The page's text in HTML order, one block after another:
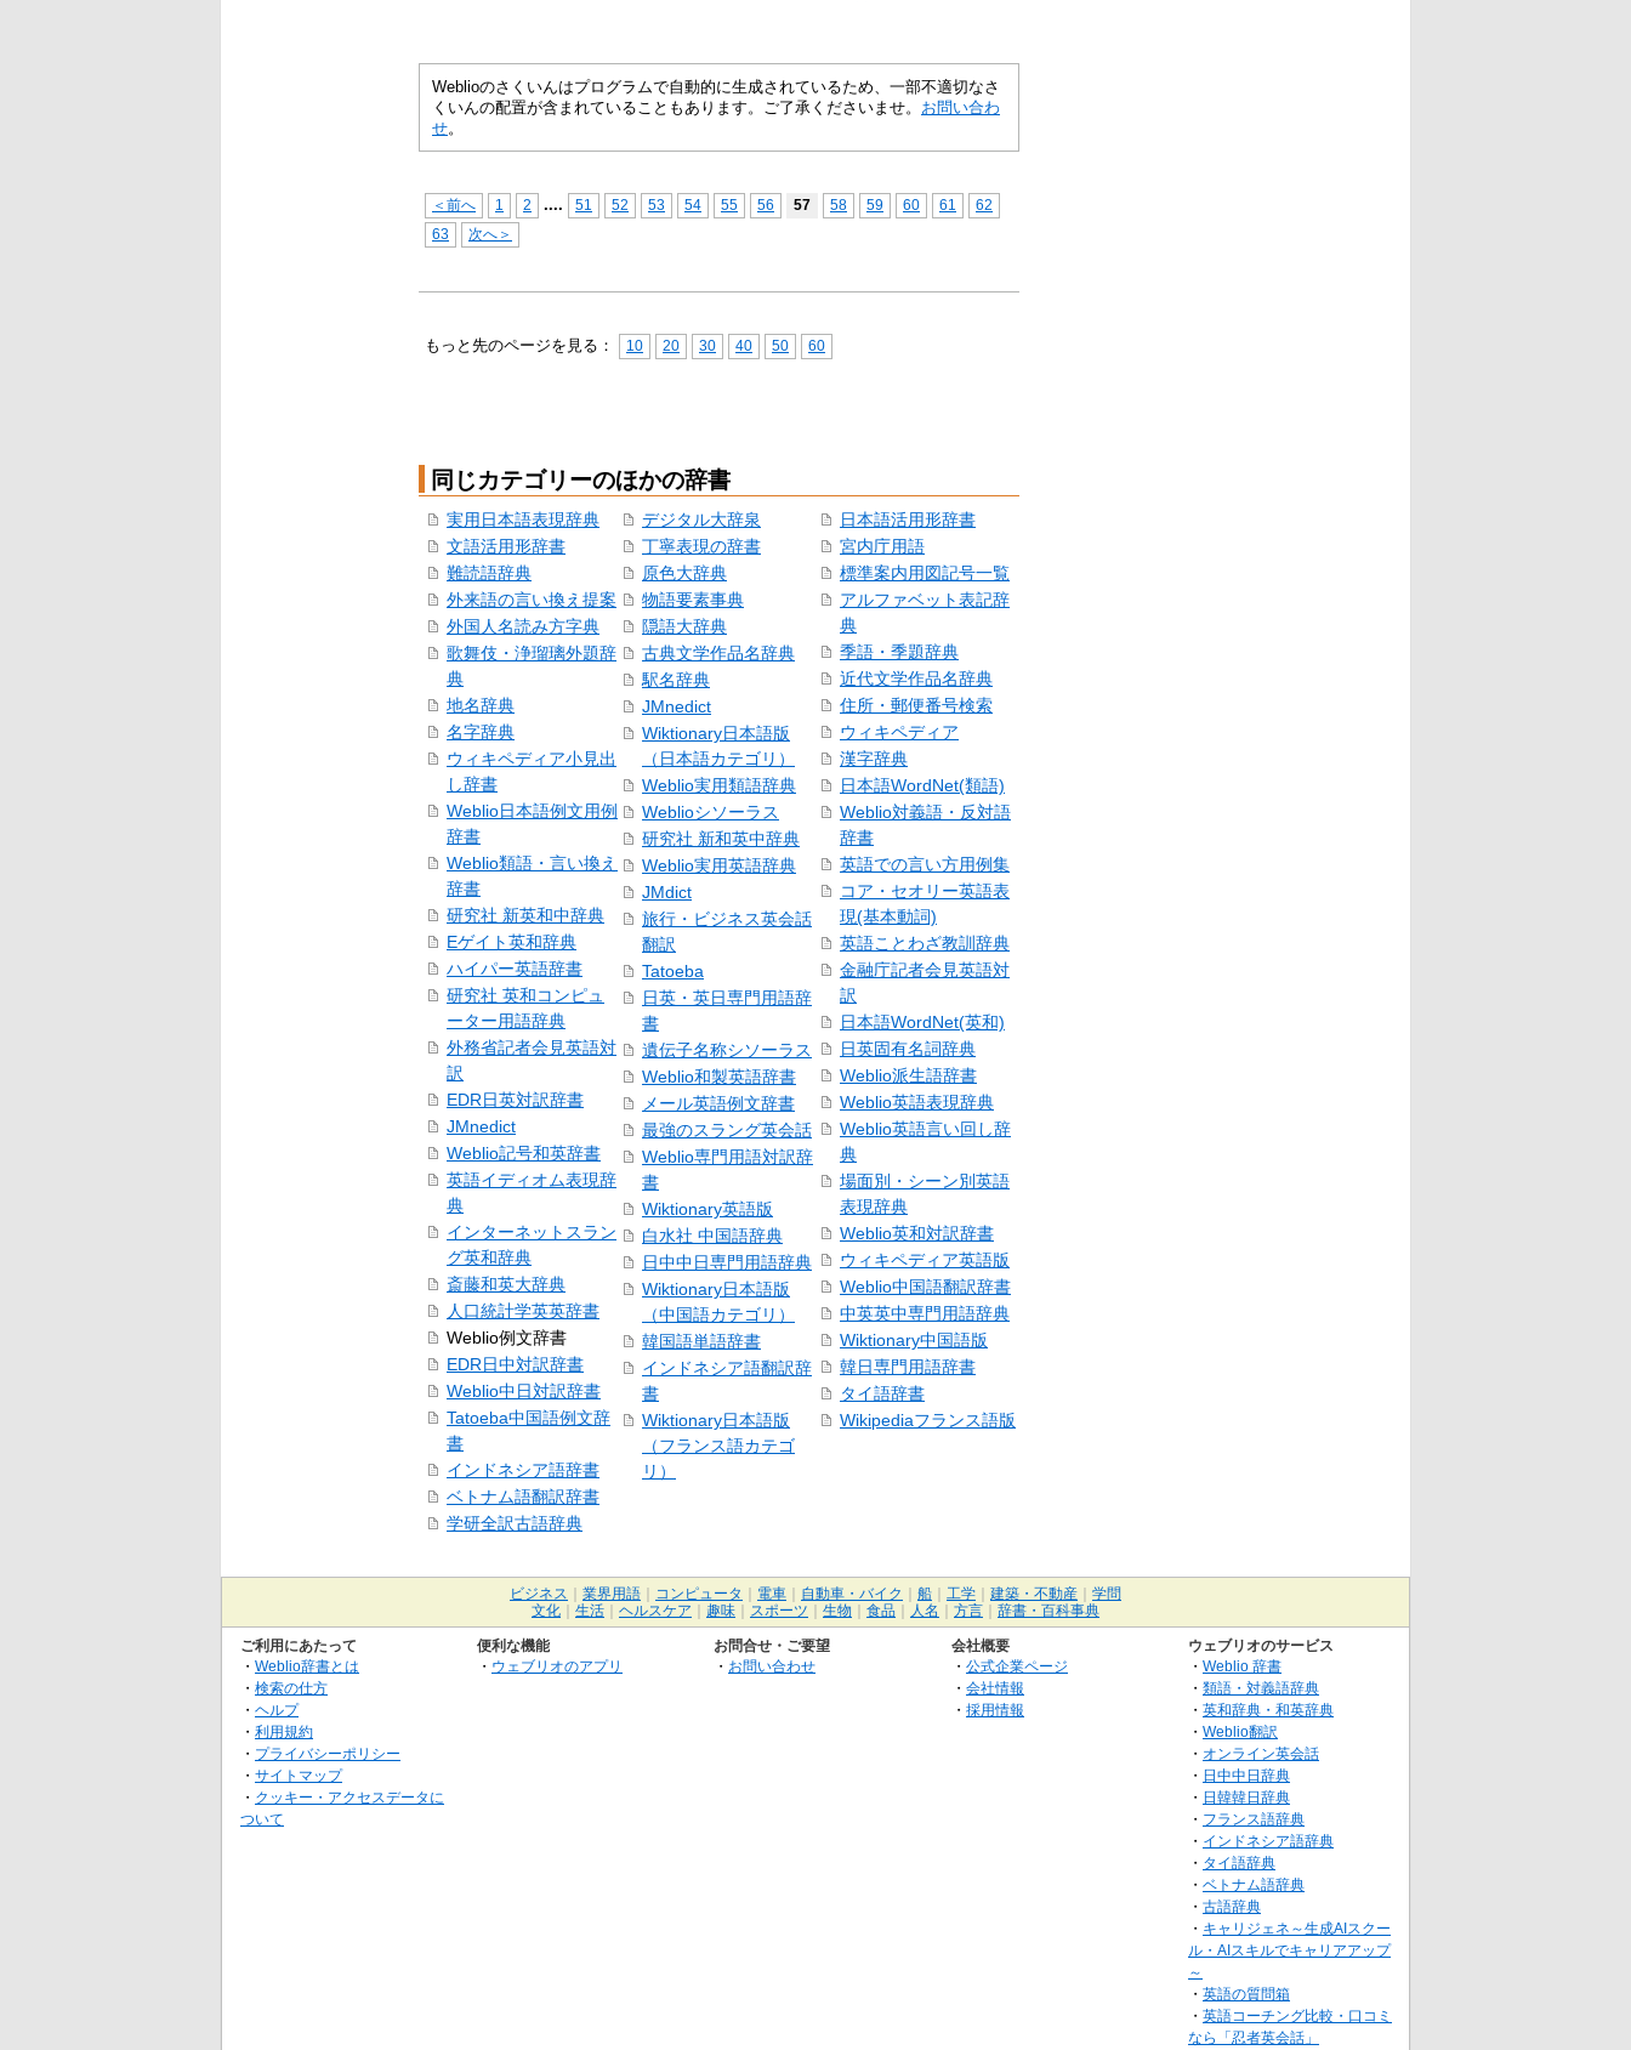
Weblioのさくいんはプログラムで自動的に生成されているため、一部不適切なさ
くいんの配置が含まれていることもあります。ご了承くださいませ。 お問い合わ
せ。
＜前へ 1 2 .... 51 52 53 54 55 56 57 58 59 60 61
62
63
次へ＞
もっと先のページを見る： 10 20 30 40 50 60
同じカテゴリーのほかの辞書
実用日本語表現辞典
文語活用形辞書
難読語辞典
外来語の言い換え提案
外国人名読み方字典
歌舞伎・浄瑠璃外題辞
典
地名辞典
名字辞典
ウィキペディア小見出
し辞書
Weblio日本語例文用例
辞書
Weblio類語・言い換え
辞書
研究社 新英和中辞典
Eゲイト英和辞典
ハイパー英語辞書
研究社 英和コンピュ
ーター用語辞典
外務省記者会見英語対
訳
EDR日英対訳辞書
JMnedict
Weblio記号和英辞書
英語イディオム表現辞
典
インターネットスラン
グ英和辞典
斎藤和英大辞典
人口統計学英英辞書
Weblio例文辞書
EDR日中対訳辞書
Weblio中日対訳辞書
Tatoeba中国語例文辞
書
インドネシア語辞書
ベトナム語翻訳辞書
学研全訳古語辞典
デジタル大辞泉
丁寧表現の辞書
原色大辞典
物語要素事典
隠語大辞典
古典文学作品名辞典
駅名辞典
JMnedict
Wiktionary日本語版
（日本語カテゴリ）
Weblio実用類語辞典
Weblioシソーラス
研究社 新和英中辞典
Weblio実用英語辞典
JMdict
旅行・ビジネス英会話
翻訳
Tatoeba
日英・英日専門用語辞
書
遺伝子名称シソーラス
Weblio和製英語辞書
メール英語例文辞書
最強のスラング英会話
Weblio専門用語対訳辞
書
Wiktionary英語版
白水社 中国語辞典
日中中日専門用語辞典
Wiktionary日本語版
（中国語カテゴリ）
韓国語単語辞書
インドネシア語翻訳辞
書
Wiktionary日本語版
（フランス語カテゴ
リ）
日本語活用形辞書
宮内庁用語
標準案内用図記号一覧
アルファベット表記辞
典
季語・季題辞典
近代文学作品名辞典
住所・郵便番号検索
ウィキペディア
漢字辞典
日本語WordNet(類語)
Weblio対義語・反対語
辞書
英語での言い方用例集
コア・セオリー英語表
現(基本動詞)
英語ことわざ教訓辞典
金融庁記者会見英語対
訳
日本語WordNet(英和)
日英固有名詞辞典
Weblio派生語辞書
Weblio英語表現辞典
Weblio英語言い回し辞
典
場面別・シーン別英語
表現辞典
Weblio英和対訳辞書
ウィキペディア英語版
Weblio中国語翻訳辞書
中英英中専門用語辞典
Wiktionary中国語版
韓日専門用語辞書
タイ語辞書
Wikipediaフランス語版
ビジネス 業界用語 コンピュータ 電車 自動車・バイク 船 工学 建築・不動産
学問
文化
生活 ヘルスケア 趣味 スポーツ 生物 食品 人名 方言 辞書・百科事典
ご利用にあたって
・ Weblio辞書とは
・ 検索の仕方
・ ヘルプ
・ 利用規約
・ プライバシーポリシー
・ サイトマップ
・ クッキー・アクセスデータに
ついて
便利な機能
・ ウェブリオのアプリ
お問合せ・ご要望
・ お問い合わせ
会社概要
・ 公式企業ページ
・ 会社情報
・ 採用情報
ウェブリオのサービス
・ Weblio 辞書
・ 類語・対義語辞典
・ 英和辞典・和英辞典
・ Weblio翻訳
・ オンライン英会話
・ 日中中日辞典
・ 日韓韓日辞典
・ フランス語辞典
・ インドネシア語辞典
・ タイ語辞典
・ ベトナム語辞典
・ 古語辞典
・ キャリジェネ～生成AIスクー
ル・AIスキルでキャリアアップ
～
・ 英語の質問箱
・ 英語コーチング比較・口コミ
なら「忍者英会話」